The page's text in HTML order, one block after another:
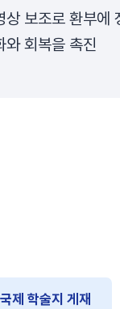
상 보조로 환부에
와 회복을 촉진
제 학술지 게재